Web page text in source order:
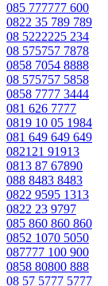
085 777777 600
0822 35 789 789
08 5222225 234
08 575757 7878
0858 7054 8888
08 575757 5858
0858 7777 3444
081 626 7777
0819 10 05 1984
081 649 649 649
082121 91913
0813 87 67890
088 8483 8483
0822 9595 1313
0822 23 9797
085 860 860 860
0852 1070 5050
087777 100 900
0858 80800 888
08 57 5777 5777